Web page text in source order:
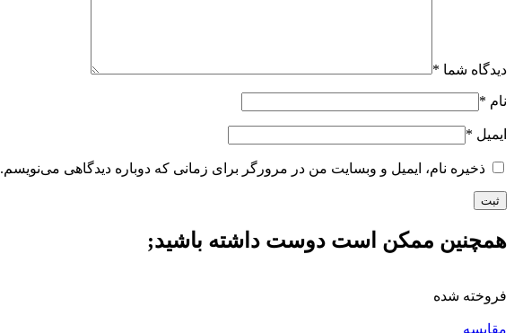
دیدگاه شما *
نام *
ایمیل *
ذخیره نام، ایمیل و وبسایت من در مرورگر برای زمانی که دوباره دیدگاهی می‌نویسم.
همچنین ممکن است دوست داشته باشید;
فروخته شده
مقايسه